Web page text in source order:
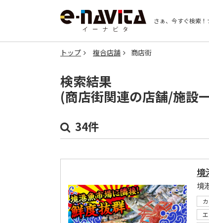
さぁ、今すぐ検索！
トップ 複合店舗 商店街
検索結果
(商店街関連の店舗/施設一
34件
境
境